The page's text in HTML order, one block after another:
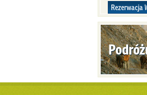
Rezerwacja